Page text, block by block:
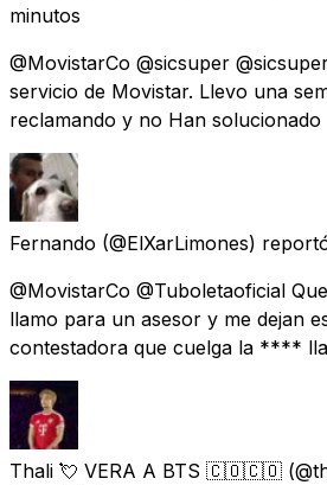
minutos
@MovistarCo @sicsuper
servicio de Movistar. Llevo una
reclamando y no Han solucionado
Fernando (@ElXarLimones)
@MovistarCo @Tuboletaoficial
llamo para un asesor y me dejan
contestadora que cuelga la ****
Thali 💘 VERA A BTS 🇨🇴🇨🇴